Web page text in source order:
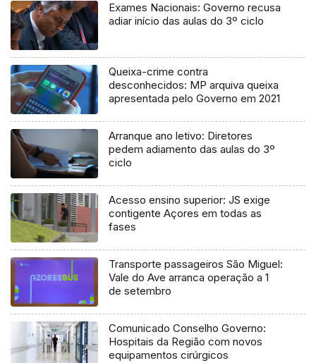
Exames Nacionais: Governo recusa
adiar início das aulas do 3º ciclo
Queixa-crime contra
desconhecidos: MP arquiva queixa
apresentada pelo Governo em 2021
Arranque ano letivo: Diretores
pedem adiamento das aulas do 3º
ciclo
Acesso ensino superior: JS exige
contigente Açores em todas as
fases
Transporte passageiros São Miguel:
Vale do Ave arranca operação a 1
de setembro
Comunicado Conselho Governo:
Hospitais da Região com novos
equipamentos cirúrgicos